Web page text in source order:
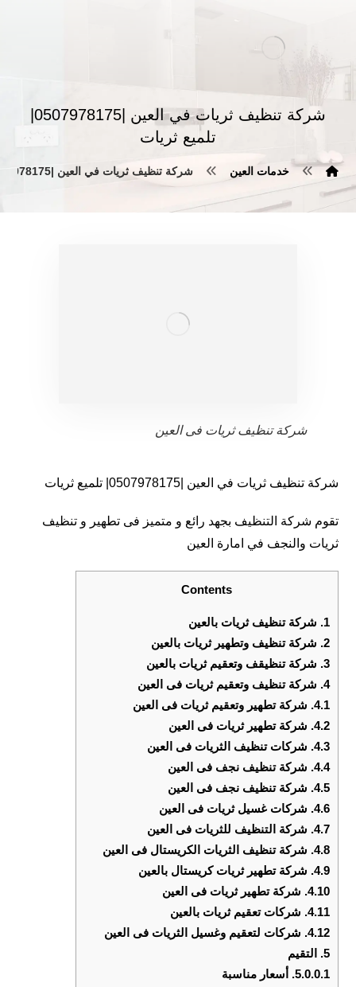
تلميع ثريات
خدمات العين شركة تنظيف ثريات في العين |0507978175| تلميع ثريات
شركة تنظيف ثريات فى العين
شركة تنظيف ثريات في العين |0507978175| تلميع ثريات
تقوم شركة التنظيف بجهد رائع و متميز فى تطهير و تنظيف
ثريات والنجف في امارة العين
Contents
1. شركة تنظيف ثريات بالعين
2. شركة تنظيف وتطهير ثريات بالعين
3. شركة تنظيقف وتعقيم ثريات بالعين
4. شركة تنظيف وتعقيم ثريات فى العين
4.1. شركة تطهير وتعقيم ثريات فى العين
4.2. شركة تطهير ثريات فى العين
4.3. شركات تنظيف الثريات فى العين
4.4. شركة تنظيف نجف فى العين
4.5. شركة تنظيف نجف فى العين
4.6. شركات غسيل ثريات فى العين
4.7. شركة التنظيف للثريات فى العين
4.8. شركة تنظيف الثريات الكريستال فى العين
4.9. شركة تطهير ثريات كريستال بالعين
4.10. شركة تطهير ثريات فى العين
4.11. شركات تعقيم ثريات بالعين
4.12. شركات لتعقيم وغسيل الثريات فى العين
5.
التقيم
5.0.0.1. أسعار مناسبة